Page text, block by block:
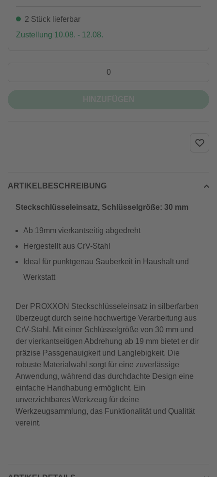
2 Stück lieferbar
Zustellung 10.08. - 12.08.
ARTIKELBESCHREIBUNG
Steckschlüsseleinsatz, Schlüsselgröße: 30 mm
Ab 19mm vierkantseitig abgedreht
Hergestellt aus CrV-Stahl
Ideal für punktgenau Sauberkeit in Haushalt und
Werkstatt
Der PROXXON Steckschlüsseleinsatz in silberfarben
überzeugt durch seine hochwertige Verarbeitung aus
CrV-Stahl. Mit einer Schlüsselgröße von 30 mm und
der vierkantseitigen Abdrehung ab 19 mm bietet er dir
präzise Passgenauigkeit und Langlebigkeit. Die
robuste Materialwahl sorgt für eine zuverlässige
Anwendung, während das durchdachte Design eine
einfache Handhabung ermöglicht. Ein
unverzichtbares Werkzeug für deine
Werkzeugsammlung, das Funktionalität und Qualität
vereint.